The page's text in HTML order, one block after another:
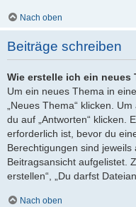
Nach oben
Beiträge schreiben
Wie erstelle ich ein neues
Um ein neues Thema in
„Neues Thema“ klicken.
du auf „Antworten“ klicken.
erforderlich ist, bevor du
Berechtigungen sind
Beitragsansicht aufgelistet.
erstellen“, „Du darfst
Nach oben